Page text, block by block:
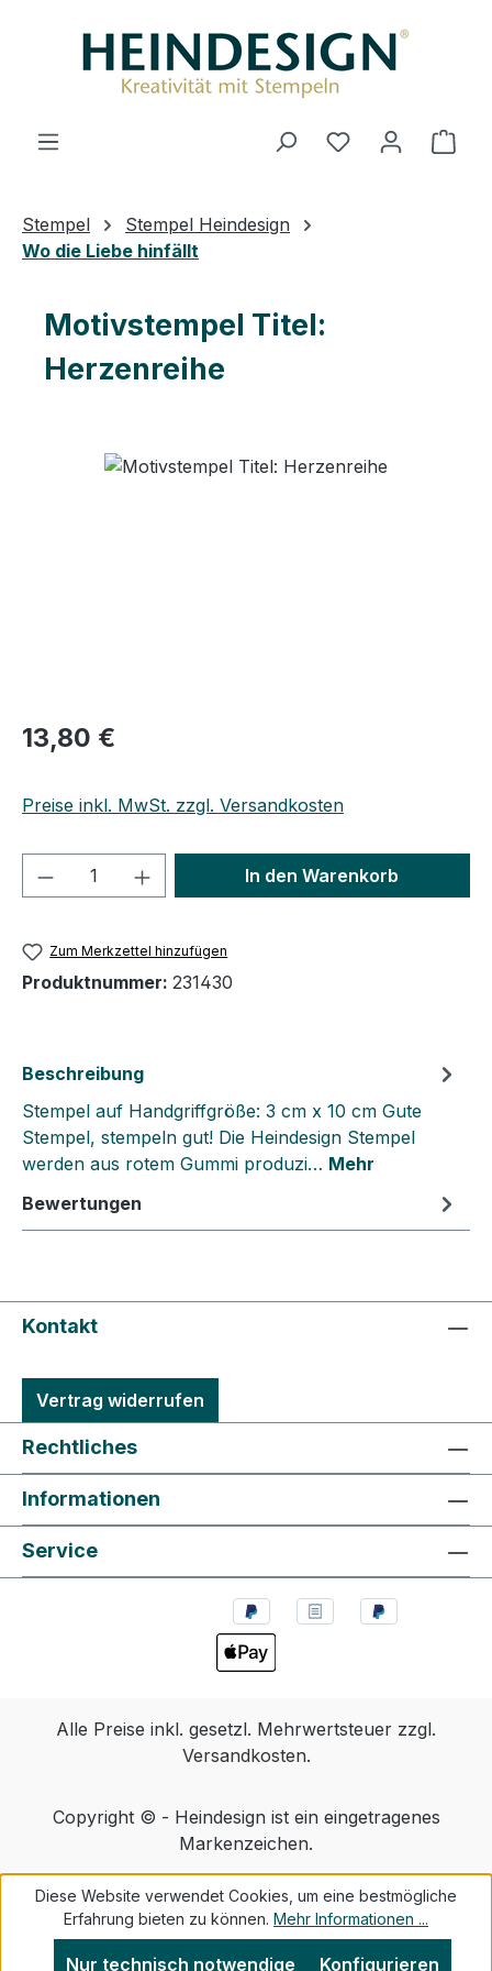
Du hast 0
Stempel
Stempel Heindesign
Wo die Liebe hinfällt
Motivstempel Titel:
Herzenreihe
Regulärer Preis:
13,80 €
Preise inkl. MwSt. zzgl. Versandkosten
Produkt Anzahl: Gib denIn den Warenkorb
Zum Merkzettel hinzufügen
Produktnummer: 231430
Beschreibung
Stempel auf Handgriffgröße: 3 cm x 10 cm Gute
Stempel, stempeln gut! Die Heindesign Stempel
werden aus rotem Gummi produzi… Mehr
Bewertungen
Kontakt
Vertrag widerrufen
Rechtliches
Informationen
Service
Alle Preise inkl. gesetzl. Mehrwertsteuer zzgl.
Versandkosten.
Copyright © - Heindesign ist ein eingetragenes
Markenzeichen.
Diese Website verwendet Cookies, um eine bestmögliche
Erfahrung bieten zu können. Mehr Informationen ...
Nur technisch notwendige Konfigurieren